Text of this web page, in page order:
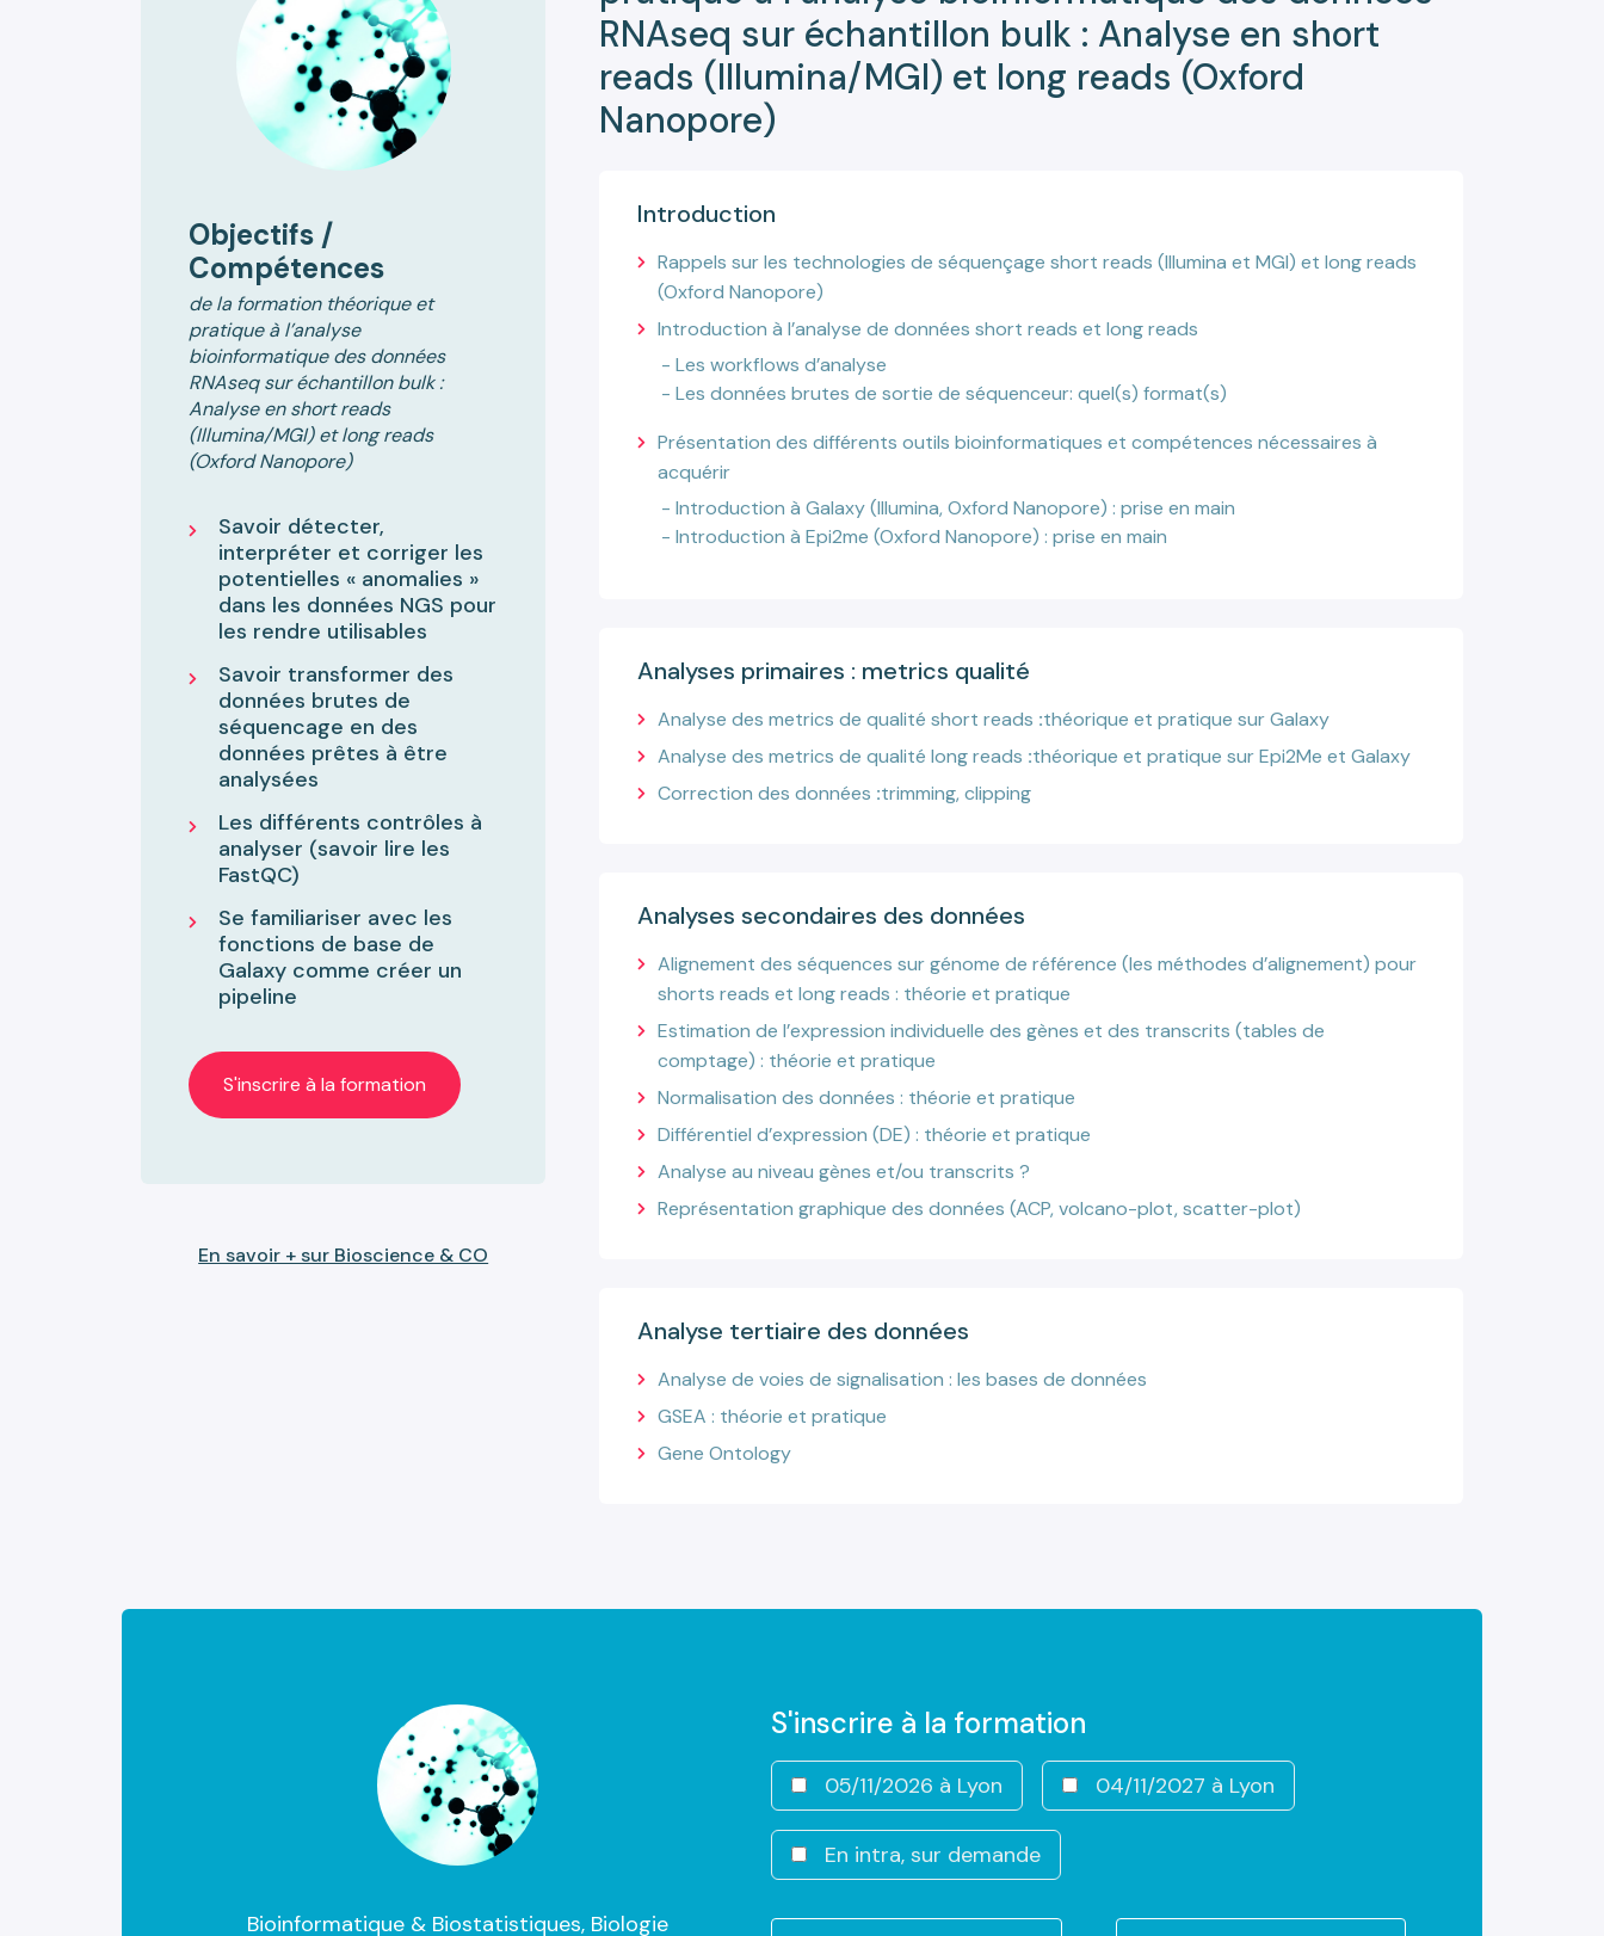
Objectifs /
Compétences
de la formation théorique et
pratique à l’analyse
bioinformatique des données
RNAseq sur échantillon bulk :
Analyse en short reads
(Illumina/MGI) et long reads
(Oxford Nanopore)
Savoir détecter,
interpréter et corriger les
potentielles « anomalies »
dans les données NGS pour
les rendre utilisables
Savoir transformer des
données brutes de
séquencage en des
données prêtes à être
analysées
Les différents contrôles à
analyser (savoir lire les
FastQC)
Se familiariser avec les
fonctions de base de
Galaxy comme créer un
pipeline
S'inscrire à la formation
En savoir + sur Bioscience & CO
RNAseq sur échantillon bulk : Analyse en short
reads (Illumina/MGI) et long reads (Oxford
Nanopore)
Introduction
Rappels sur les technologies de séquençage short reads (Illumina et MGI) et long reads
(Oxford Nanopore)
Introduction à l’analyse de données short reads et long reads
Les workflows d’analyse
Les données brutes de sortie de séquenceur: quel(s) format(s)
Présentation des différents outils bioinformatiques et compétences nécessaires à
acquérir
Introduction à Galaxy (Illumina, Oxford Nanopore) : prise en main
Introduction à Epi2me (Oxford Nanopore) : prise en main
Analyses primaires : metrics qualité
Analyse des metrics de qualité short reads :théorique et pratique sur Galaxy
Analyse des metrics de qualité long reads :théorique et pratique sur Epi2Me et Galaxy
Correction des données :trimming, clipping
Analyses secondaires des données
Alignement des séquences sur génome de référence (les méthodes d’alignement) pour
shorts reads et long reads : théorie et pratique
Estimation de l’expression individuelle des gènes et des transcrits (tables de
comptage) : théorie et pratique
Normalisation des données : théorie et pratique
Différentiel d’expression (DE) : théorie et pratique
Analyse au niveau gènes et/ou transcrits ?
Représentation graphique des données (ACP, volcano-plot, scatter-plot)
Analyse tertiaire des données
Analyse de voies de signalisation : les bases de données
GSEA : théorie et pratique
Gene Ontology
Bioinformatique & Biostatistiques, Biologie
S'inscrire à la formation
05/11/2026 à Lyon 04/11/2027 à Lyon
En intra, sur demande